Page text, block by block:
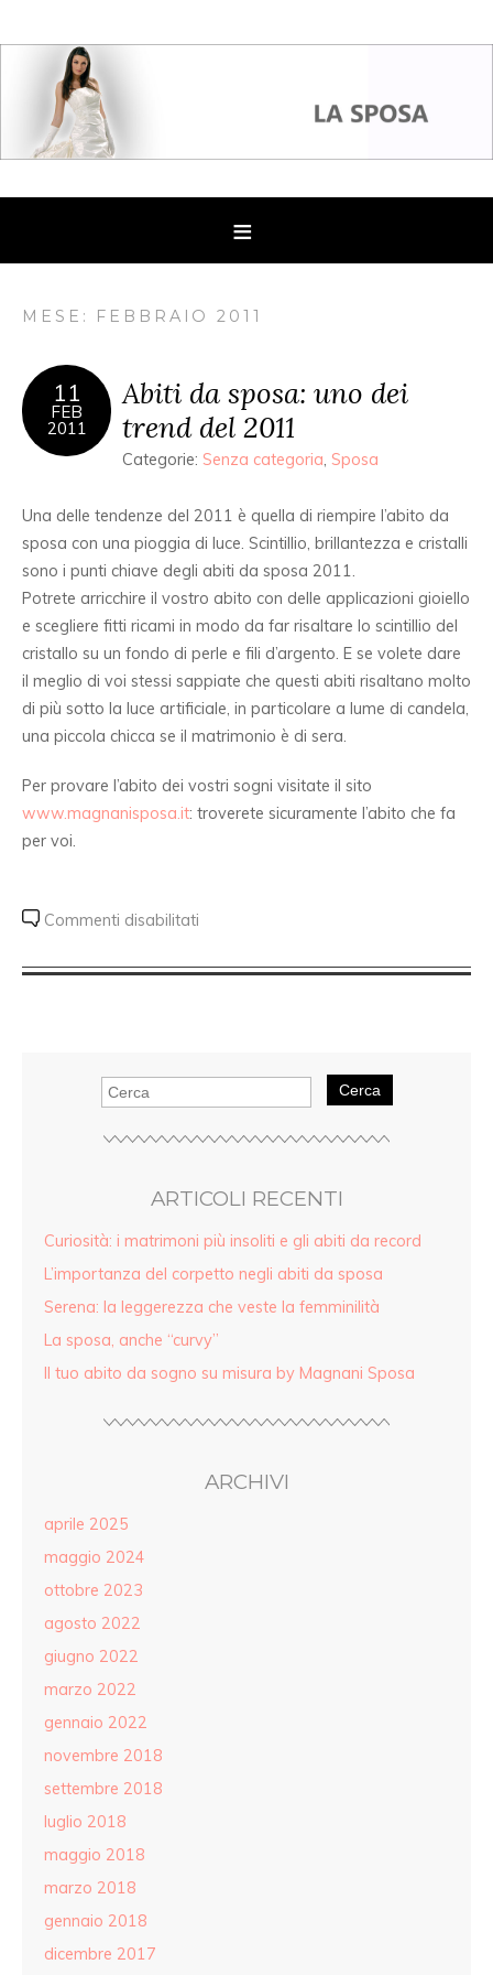
MESE: FEBBRAIO 2011
11
FEB
2011
Abiti da sposa: uno dei
trend del 2011
Categorie: Senza categoria Sposa
Una delle tendenze del 2011 è quella di riempire l’abito da
sposa con una pioggia di luce. Scintillio, brillantezza e cristalli
sono i punti chiave degli abiti da sposa 2011.
Potrete arricchire il vostro abito con delle applicazioni gioiello
e scegliere fitti ricami in modo da far risaltare lo scintillio del
cristallo su un fondo di perle e fili d’argento. E se volete dare
il meglio di voi stessi sappiate che questi abiti risaltano molto
di più sotto la luce artificiale, in particolare a lume di candela,
una piccola chicca se il matrimonio è di sera.
Per provare l’abito dei vostri sogni visitate il sito
www.magnanisposa.it: troverete sicuramente l’abito che fa
per voi.
Commenti disabilitati
Cerca
ARTICOLI RECENTI
Curiosità: i matrimoni più insoliti e gli abiti da record
L’importanza del corpetto negli abiti da sposa
Serena: la leggerezza che veste la femminilità
La sposa, anche “curvy”
Il tuo abito da sogno su misura by Magnani Sposa
ARCHIVI
aprile 2025
maggio 2024
ottobre 2023
agosto 2022
giugno 2022
marzo 2022
gennaio 2022
novembre 2018
settembre 2018
luglio 2018
maggio 2018
marzo 2018
gennaio 2018
dicembre 2017